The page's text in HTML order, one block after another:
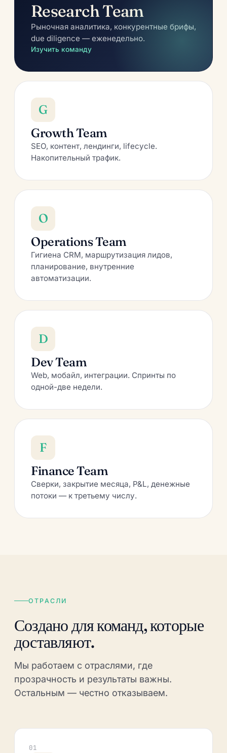
Research Team
Рыночная аналитика, конкурентные брифы,
due diligence — еженедельно.
Изучить команду
G
Growth Team
SEO, контент, лендинги, lifecycle.
Накопительный трафик.
O
Operations Team
Гигиена CRM, маршрутизация лидов,
планирование, внутренние
автоматизации.
D
Dev Team
Web, мобайл, интеграции. Спринты по
одной-две недели.
F
Finance Team
Сверки, закрытие месяца, P&L, денежные
потоки — к третьему числу.
ОТРАСЛИ
Создано для команд, которые
доставляют.
Мы работаем с отраслями, где
прозрачность и результаты важны.
Остальным — честно отказываем.
01